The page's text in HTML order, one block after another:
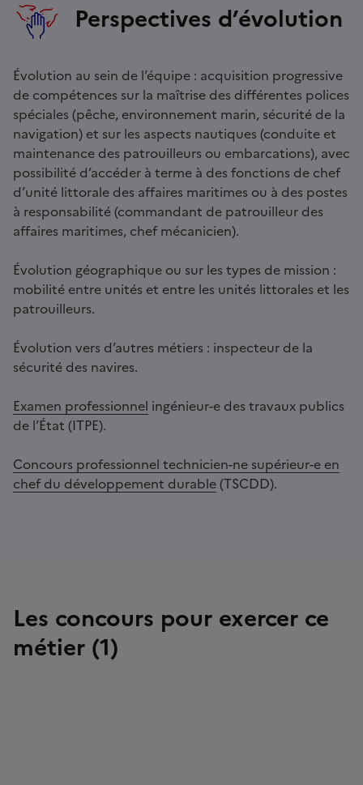
Perspectives d’évolution
Évolution au sein de l’équipe : acquisition progressive
de compétences sur la maîtrise des différentes polices
spéciales (pêche, environnement marin, sécurité de la
navigation) et sur les aspects nautiques (conduite et
maintenance des patrouilleurs ou embarcations), avec
possibilité d’accéder à terme à des fonctions de chef
d’unité littorale des affaires maritimes ou à des postes
à responsabilité (commandant de patrouilleur des
affaires maritimes, chef mécanicien).
Évolution géographique ou sur les types de mission :
mobilité entre unités et entre les unités littorales et les
patrouilleurs.
Évolution vers d’autres métiers : inspecteur de la
sécurité des navires.
Examen professionnel ingénieur-e des travaux publics
de l’État (ITPE).
Concours professionnel technicien-ne supérieur-e en
chef du développement durable(TSCDD).
Les concours pour exercer ce
métier (1)